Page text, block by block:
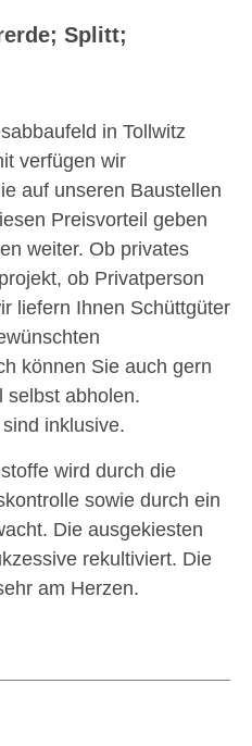
Splitt;
in Tollwitz
verfügen wir
auf unseren Baustellen
Preisvorteil geben
weiter. Ob privates
ob Privatperson
liefern Ihnen Schüttgüter
können Sie auch gern
selbst abholen.
inklusive.
wird durch die
sowie durch ein
Die ausgekiesten
rekultiviert. Die
am Herzen.